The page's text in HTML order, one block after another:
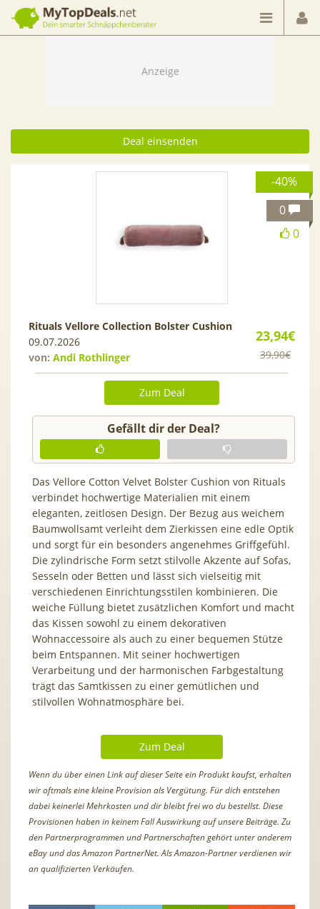
Dein smarter Schnäppchenberater
Deal einsenden
-40%
0
0
23,94€
39,90€
Rituals Vellore Collection Bolster Cushion
09.07.2026
von: Andi Rothlinger
Zum Deal
Gefällt dir der Deal?
Das Vellore Cotton Velvet Bolster Cushion von Rituals
verbindet hochwertige Materialien mit einem
eleganten, zeitlosen Design. Der Bezug aus weichem
Baumwollsamt verleiht dem Zierkissen eine edle Optik
und sorgt für ein besonders angenehmes Griffgefühl.
Die zylindrische Form setzt stilvolle Akzente auf Sofas,
Sesseln oder Betten und lässt sich vielseitig mit
verschiedenen Einrichtungsstilen kombinieren. Die
weiche Füllung bietet zusätzlichen Komfort und macht
das Kissen sowohl zu einem dekorativen
Wohnaccessoire als auch zu einer bequemen Stütze
beim Entspannen. Mit seiner hochwertigen
Verarbeitung und der harmonischen Farbgestaltung
trägt das Samtkissen zu einer gemütlichen und
stilvollen Wohnatmosphäre bei.
Zum Deal
Wenn du über einen Link auf dieser Seite ein Produkt kaufst, erhalten
wir oftmals eine kleine Provision als Vergütung. Für dich entstehen
dabei keinerlei Mehrkosten und dir bleibt frei wo du bestellst. Diese
Provisionen haben in keinem Fall Auswirkung auf unsere Beiträge. Zu
den Partnerprogrammen und Partnerschaften gehört unter anderem
eBay und das Amazon PartnerNet. Als Amazon-Partner verdienen wir
an qualifizierten Verkäufen.